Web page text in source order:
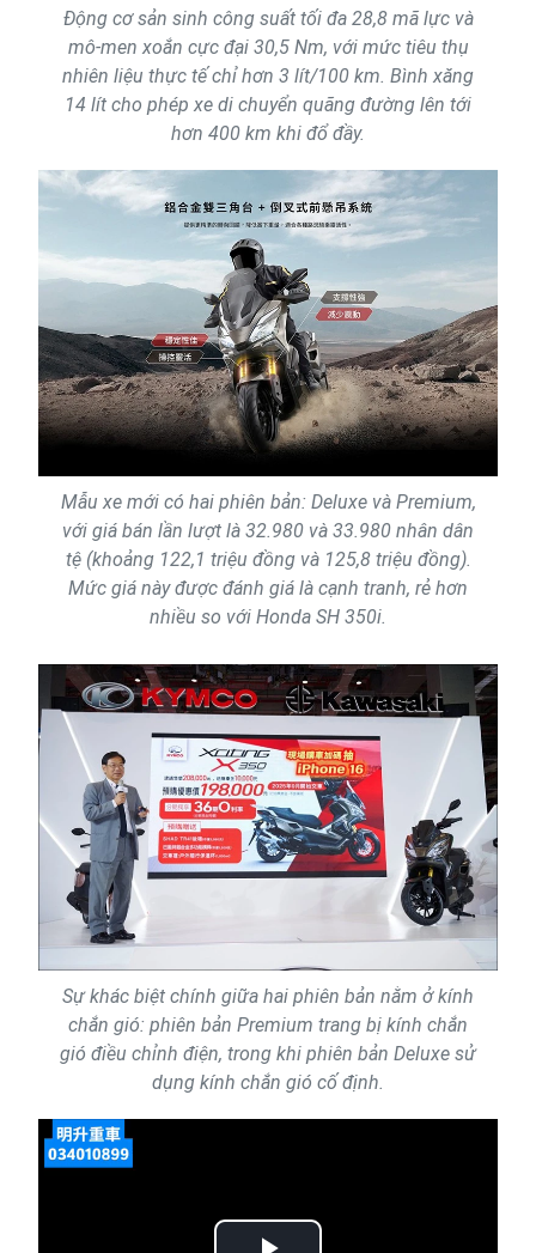
Động cơ sản sinh công suất tối đa 28,8 mã lực và
mô-men xoắn cực đại 30,5 Nm, với mức tiêu thụ
nhiên liệu thực tế chỉ hơn 3 lít/100 km. Bình xăng
14 lít cho phép xe di chuyển quãng đường lên tới
hơn 400 km khi đổ đầy.
Mẫu xe mới có hai phiên bản: Deluxe và Premium,
với giá bán lần lượt là 32.980 và 33.980 nhân dân
tệ (khoảng 122,1 triệu đồng và 125,8 triệu đồng).
Mức giá này được đánh giá là cạnh tranh, rẻ hơn
nhiều so với Honda SH 350i.
Sự khác biệt chính giữa hai phiên bản nằm ở kính
chắn gió: phiên bản Premium trang bị kính chắn
gió điều chỉnh điện, trong khi phiên bản Deluxe sử
dụng kính chắn gió cố định.